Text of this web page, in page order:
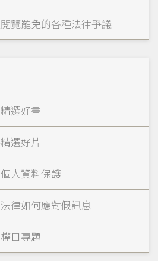
覽罷免的各種法律爭議
選好書
選好片
人資料保護
律如何應對假訊息
日專題